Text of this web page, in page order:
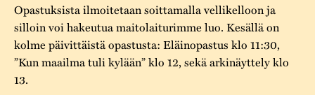
Projektit
Opastuksista ilmoitetaan soittamalla vellikelloon ja
silloin voi hakeutua maitolaiturimme luo. Kesällä on
kolme päivittäistä opastusta: Eläinopastus klo 11:30,
”Kun maailma tuli kylään” klo 12, sekä arkinäyttely klo
13.